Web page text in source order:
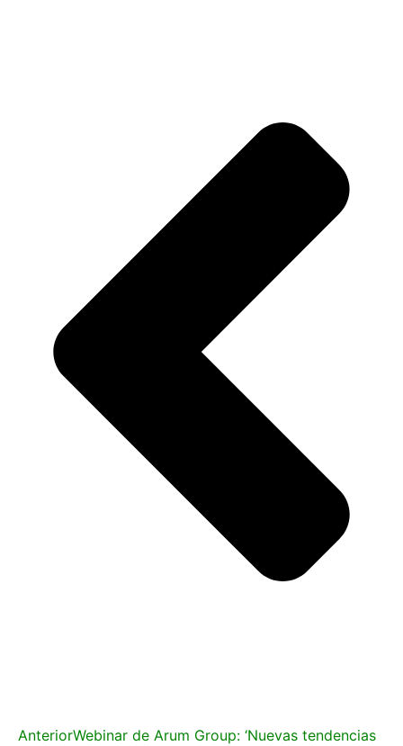
AnteriorWebinar de Arum Group: ‘Nuevas tendencias